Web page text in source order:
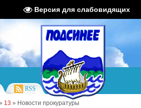
Версия для слабовидящих
портал Администрации
RSS
13 » Новости прокуратуры